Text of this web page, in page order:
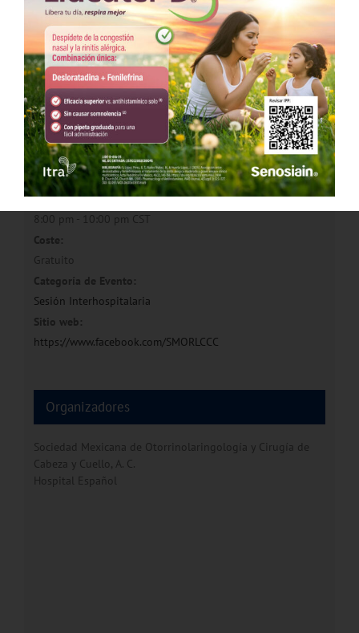
Mini Curso SAHOS Sesión Interhospitalaria Diciembre
Detalles
Fecha:
14 noviembre, 2018
Hora:
8:00 pm - 10:00 pm CST
Coste:
Gratuito
Categoría de Evento:
Sesión Interhospitalaria
Sitio web:
https://www.facebook.com/SMORLCCC
Organizadores
Sociedad Mexicana de Otorrinolaringología y Cirugía de
Cabeza y Cuello, A. C.
Hospital Español